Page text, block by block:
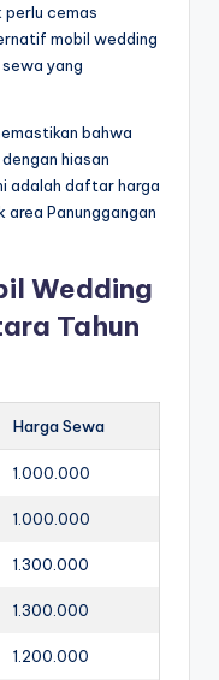
perlu cemas
mobil wedding
yang
bahwa
hiasan
adalah daftar harga
area Panunggangan
Wedding
Tahun
Harga Sewa
1.000.000
1.000.000
1.300.000
1.300.000
1.200.000